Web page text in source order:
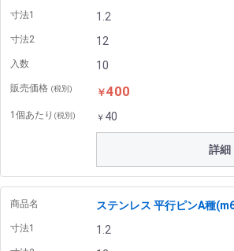
寸法1 1.2
寸法2 12
入数 10
販売価格 (税別) ￥400
1個あたり (税別) ￥ 40
詳細
商品名 ステンレス 平行ピンA種
寸法1 1.2